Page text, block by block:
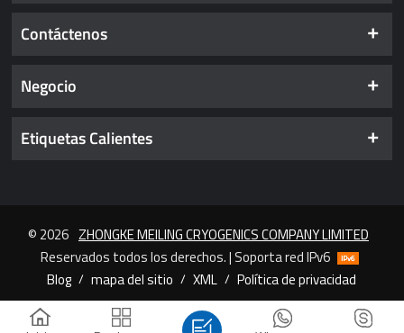
Contáctenos
Negocio
Etiquetas Calientes
© 2026 ZHONGKE MEILING CRYOGENICS COMPANY LIMITED
Reservados todos los derechos. | Soporta red IPv6
Blog / mapa del sitio / XML / Política de privacidad